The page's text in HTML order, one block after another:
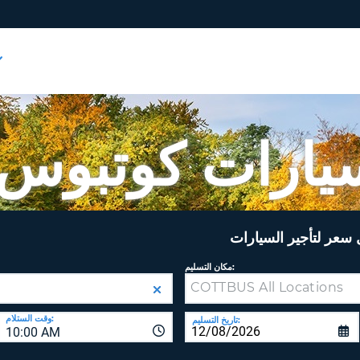
كوتبوس
لتأجير السيارات
مكان التسليم:
10:00 AM
وقت الستلام: تاريخ التسليم: